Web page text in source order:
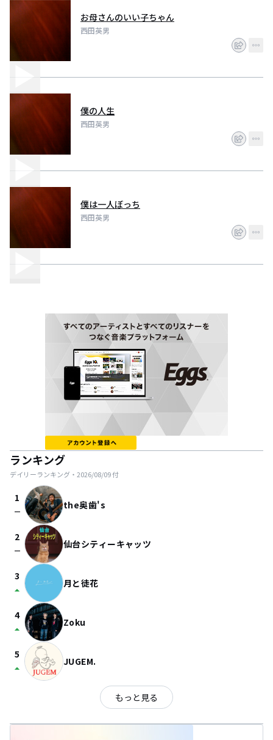
お母さんのいい子ちゃん
西田英男
僕の人生
西田英男
僕は一人ぼっち
西田英男
ランキング
デイリーランキング・ 2026/08/09付
1
check_indeterminate_small the奥歯's
2
check_indeterminate_small 仙台シティーキャッツ
3
arrow_drop_up 月と徒花
4
arrow_drop_up Zoku
5
arrow_drop_up JUGEM.
もっと見る